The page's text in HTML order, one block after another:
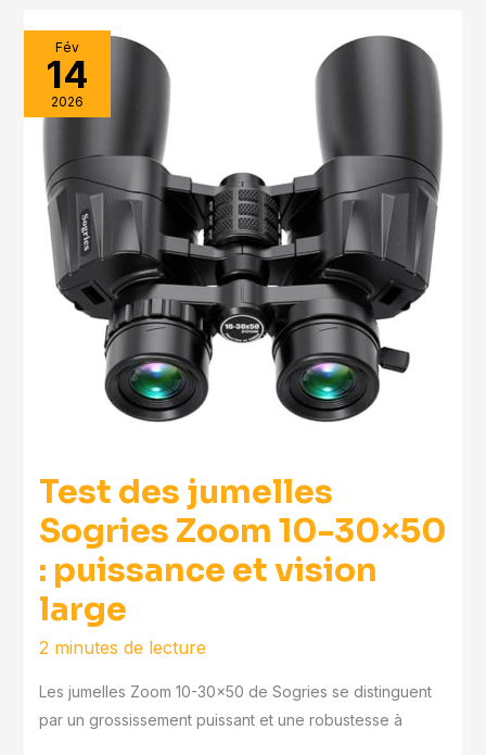
Fév
14
2026
Test des jumelles
Sogries Zoom 10-30×50
: puissance et vision
large
2 minutes de lecture
Les jumelles Zoom 10-30×50 de Sogries se distinguent
par un grossissement puissant et une robustesse à